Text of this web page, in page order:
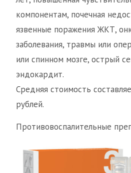
компонентам, почечная
язвенные поражения ЖКТ,
заболевания, травмы или
или спинном мозге, острый
эндокардит.
Средняя стоимость
рублей.
Противовоспалительные